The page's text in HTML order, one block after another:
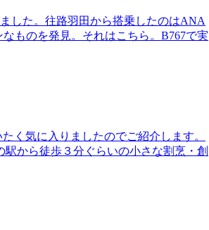
した。往路羽田から搭乗したのはANA
ものを発見。それはこちら。B767で実
く気に入りましたのでご紹介します。
から徒歩３分ぐらいの小さな割烹・創